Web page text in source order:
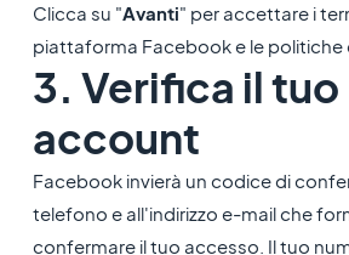
Clicca su "Avanti" per accettare i
piattaforma Facebook e le politiche
3. Verifica il tuo
account
Facebook invierà un codice di
telefono e all'indirizzo e-mail che
confermare il tuo accesso. Il tuo